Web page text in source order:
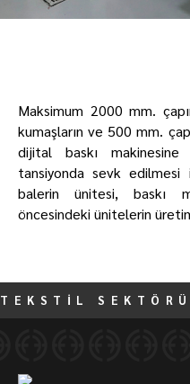
Maksimum 2000 mm.
kumaşların ve 500 mm.
dijital baskı
tansiyonda sevk edilmesi
balerin ünitesi, baskı
öncesindeki ünitelerin üretim
TEKSTİL